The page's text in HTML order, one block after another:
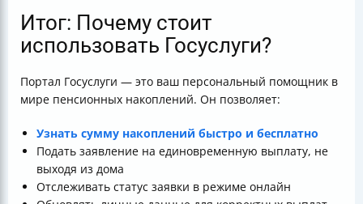
Итог: Почему стоит
использовать Госуслуги?
Портал Госуслуги — это ваш персональный помощник в
мире пенсионных накоплений. Он позволяет:
Узнать сумму накоплений быстро и бесплатно
Подать заявление на единовременную выплату, не
выходя из дома
Отслеживать статус заявки в режиме онлайн